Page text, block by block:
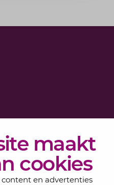
maakt
cookies
en advertenties